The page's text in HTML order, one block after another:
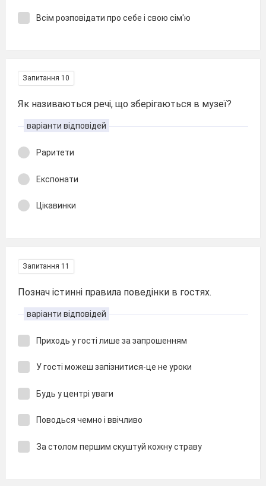
Всім розповідати про себе і свою сім'ю
Запитання 10
Як називаються речі, що зберігаються в музеї?
варіанти відповідей
Раритети
Експонати
Цікавинки
Запитання 11
Познач істинні правила поведінки в гостях.
варіанти відповідей
Приходь у гості лише за запрошенням
У гості можеш запізнитися-це не уроки
Будь у центрі уваги
Поводься чемно і ввічливо
За столом першим скуштуй кожну страву